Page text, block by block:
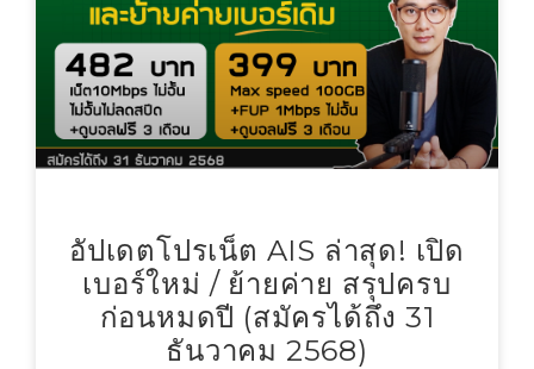
อัปเดตโปรเน็ต AIS ล่าสุด! เปิด
เบอร์ใหม่ / ย้ายค่าย สรุปครบ
ก่อนหมดปี (สมัครได้ถึง 31
ธันวาคม 2568)